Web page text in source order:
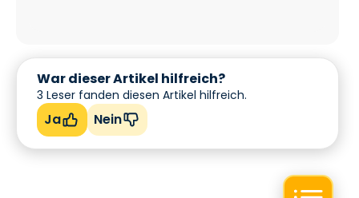
War dieser Artikel hilfreich?
3 Leser fanden diesen Artikel hilfreich.
Ja Nein